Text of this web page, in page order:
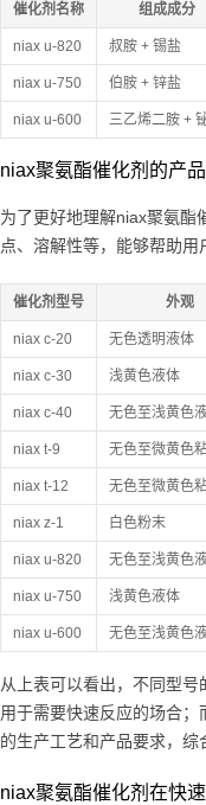
催化剂名称 组成成分
niax u-820 叔胺 + 锡盐
niax u-750 伯胺 + 锌盐
niax u-600 三乙烯二胺 +
niax聚氨酯催化剂的产
为了更好地理解niax聚氨酯
点、溶解性等，能够帮助用
催化剂型号 外观
niax c-20 无色透明液体
niax c-30 浅黄色液体
niax c-40 无色至浅黄色
niax t-9 无色至微黄色
niax t-12 无色至微黄色
niax z-1 白色粉末
niax u-820 无色至浅黄色
niax u-750 浅黄色液体
niax u-600 无色至浅黄色
从上表可以看出，不同型
用于需要快速反应的场合
的生产工艺和产品要求，综
niax聚氨酯催化剂在快